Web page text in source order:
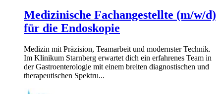
Medizinische Fachangestellte (m/w/d)
für die Endoskopie
Medizin mit Präzision, Teamarbeit und modernster Technik.
Im Klinikum Starnberg erwartet dich ein erfahrenes Team in
der Gastroenterologie mit einem breiten diagnostischen und
therapeutischen Spektru...